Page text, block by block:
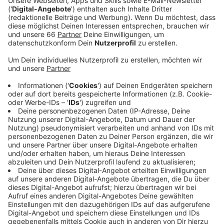
die Viertelfinal-Spiele feststehen. Da kommt sogar
unser Bundestrainer ins Grübeln.
Veröffentlicht:Freitag, 10.07.2020 09:07
Anzeige
Jogis Sprachnachricht: "Europapokal-